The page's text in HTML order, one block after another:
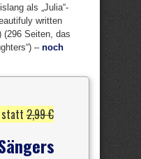
als „Julia“-
written
(296 Seiten, das
–noch
statt2,99 €